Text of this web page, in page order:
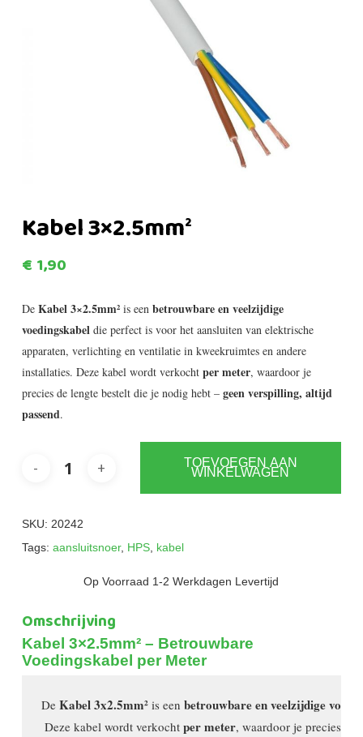
Kabel 3×2.5mm²
€ 1,90
DeKabel 3×2.5mm² is een betrouwbare en veelzijdige
voedingskabeldie perfect is voor het aansluiten van elektrische
apparaten, verlichting en ventilatie in kweekruimtes en andere
installaties. Deze kabel wordt verkocht per meter, waardoor je
precies de lengte bestelt die je nodig hebt – geen verspilling, altijd
passend.
TOEVOEGEN AAN
WINKELWAGEN
SKU: 20242
Tags: aansluitsnoer, HPS, kabel
Op Voorraad 1-2 Werkdagen Levertijd
Omschrijving
Kabel 3×2.5mm² – Betrouwbare
Voedingskabel per Meter
De Kabel 3x2.5mm² is een betrouwbare en veelzijdige
Deze kabel wordt verkocht per meter, waardoor je precies